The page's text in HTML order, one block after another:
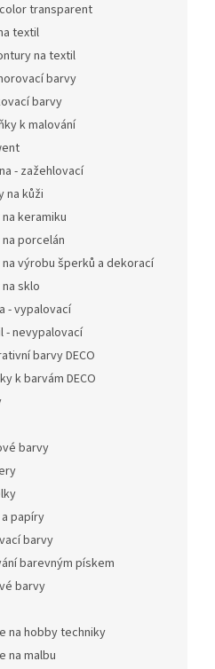
transparent
textil
na textil
barvy
barvy
k malování
- zažehlovací
na kůži
keramiku
porcelán
na výrobu šperků a dekorací
sklo
- vypalovací
- nevypalovací
barvy DECO
k barvám DECO
barvy
papíry
barvy
barevným pískem
barvy
na hobby techniky
na malbu